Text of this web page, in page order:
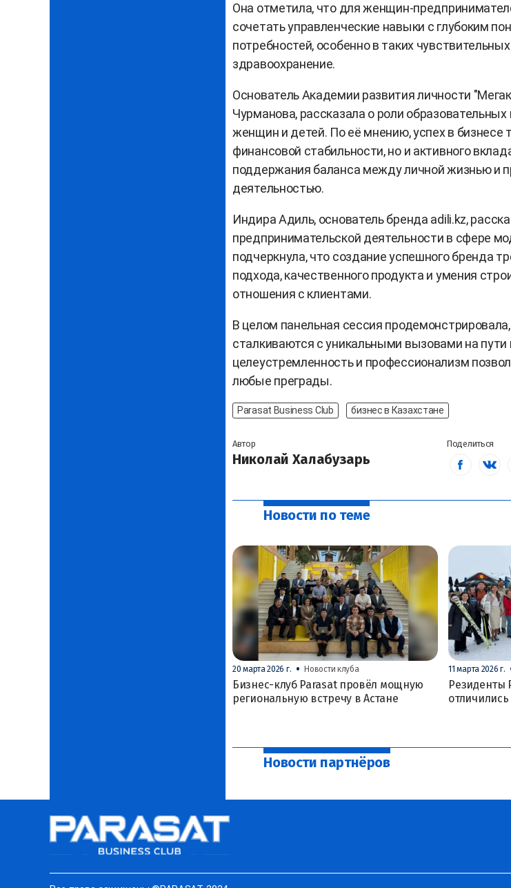
Она отметила, что для женщин-
сочетать управленческие навыки с глубоким
потребностей, особенно в таких
здравоохранение.
Основатель Академии развития личности
Чурманова, рассказала о роли
женщин и детей. По её мнению, успех в бизнесе
финансовой стабильности, но и активного
поддержания баланса между личной жизнью и
деятельностью.
Индира Адиль, основатель бренда adili.kz,
предпринимательской деятельности в сфере
подчеркнула, что создание успешного бренда
подхода, качественного продукта и умения
отношения с клиентами.
В целом панельная сессия
сталкиваются с уникальными вызовами на пути
целеустремленность и профессионализм
любые преграды.
Parasat Business Club бизнес в Казахстане
Автор
Николай Халабузарь
Поделиться
Новости по теме
20 марта 2026 г. • Новости клуба
Бизнес-клуб Parasat провёл мощную
региональную встречу в Астане
11 марта 2026 г.
Резиденты
Новости партнёров